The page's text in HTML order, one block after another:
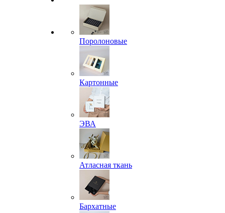
Поролоновые
Картонные
ЭВА
Атласная ткань
Бархатные